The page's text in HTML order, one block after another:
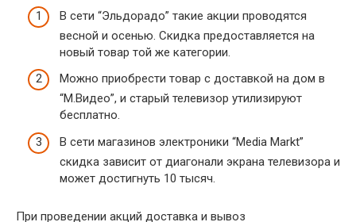
В сети “Эльдорадо” такие акции проводятся
весной и осенью. Скидка предоставляется на
новый товар той же категории.
Можно приобрести товар с доставкой на дом в
“М.Видео”, и старый телевизор утилизируют
бесплатно.
В сети магазинов электроники “Media Markt”
скидка зависит от диагонали экрана телевизора и
может достигнуть 10 тысяч.
При проведении акций доставка и вывоз